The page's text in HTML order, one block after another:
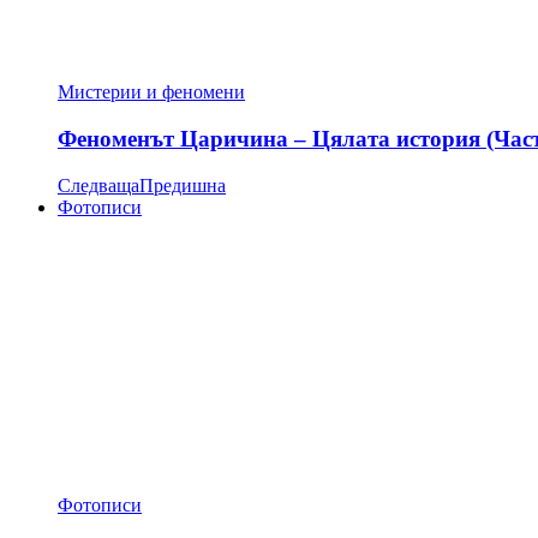
Мистерии и феномени
Феноменът Царичина – Цялата история
СледващаПредишна
Фотописи
Фотописи